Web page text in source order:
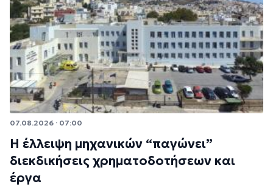
07.08.2026 · 07:00
Η έλλειψη μηχανικών “παγώνει”
διεκδικήσεις χρηματοδοτήσεων και
έργα